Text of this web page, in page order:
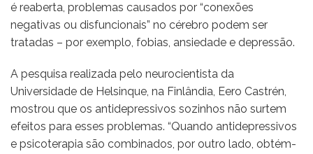
é reaberta, problemas causados por “conexões
negativas ou disfuncionais” no cérebro podem ser
tratadas – por exemplo, fobias, ansiedade e depressão.
A pesquisa realizada pelo neurocientista da
Universidade de Helsinque, na Finlândia, Eero Castrén,
mostrou que os antidepressivos sozinhos não surtem
efeitos para esses problemas. “Quando antidepressivos
e psicoterapia são combinados, por outro lado, obtém-